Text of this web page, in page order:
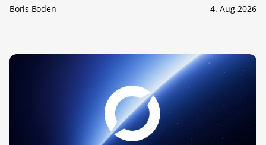
Boris Boden 4. Aug 2026